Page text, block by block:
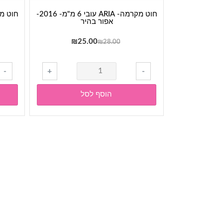
-
חוט מקרמה- ARIA עובי 6 מ"מ- 2016-
אפור בהיר
₪28.00
המחיר
היה:
₪25.00
הוא:
₪25.00.
-
של
חוט
מקרמה-
ARIA
+
הוסף לסל